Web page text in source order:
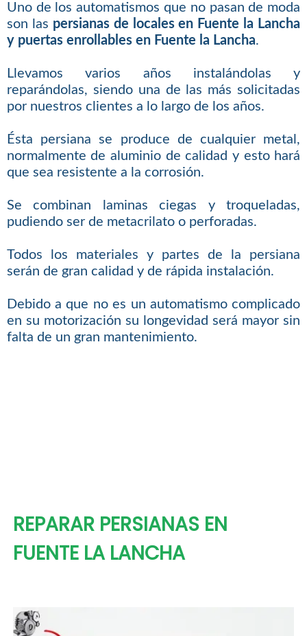
Uno de los automatismos que no pasan de moda
son las persianas de locales en Fuente la Lancha
y puertas enrollables en Fuente la Lancha.
Llevamos varios años instalándolas y
reparándolas, siendo una de las más solicitadas
por nuestros clientes a lo largo de los años.
Ésta persiana se produce de cualquier metal,
normalmente de aluminio de calidad y esto hará
que sea resistente a la corrosión.
Se combinan laminas ciegas y troqueladas,
pudiendo ser de metacrilato o perforadas.
Todos los materiales y partes de la persiana
serán de gran calidad y de rápida instalación.
Debido a que no es un automatismo complicado
en su motorización su longevidad será mayor sin
falta de un gran mantenimiento.
REPARAR PERSIANAS EN
FUENTE LA LANCHA